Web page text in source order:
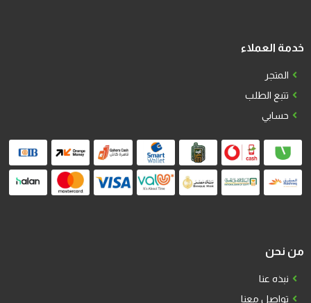
خدمة العملاء
المتجر
تتبع الطلب
حسابي
من نحن
نبذه عنا
تواصل معنا